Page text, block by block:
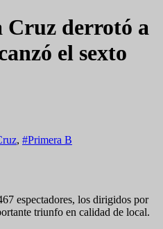
Cruz derrotó a
el sexto
, #Primera B
espectadores, los dirigidos por
triunfo en calidad de local.